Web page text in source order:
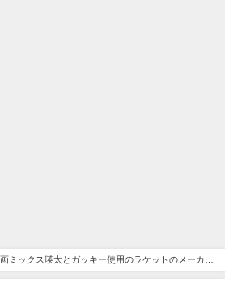
ミックス瑛太とガッキー使用のラケットのメーカー